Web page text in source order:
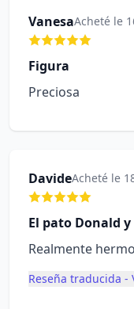
VanesaAcheté le
Figura
Preciosa
DavideAcheté le
El pato Donald
Realmente
Reseña traducida -